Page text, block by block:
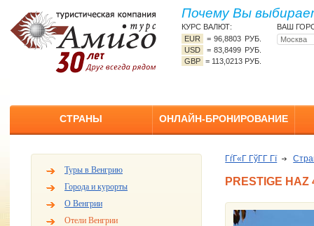
Почему Вы
КУРС ВАЛЮТ:
EUR
=96,8803 РУБ.
USD
=83,8499 РУБ.
GBP = 113,0213 РУБ.
ВАШ
СТРАНЫ ОНЛАЙН-БРОНИРОВАНИЕ
Туры в Венгрию
Города и курорты
О Венгрии
Отели Венгрии
ГѓГ«Г ГўГ­Г Гї
PRESTIGE HAZ